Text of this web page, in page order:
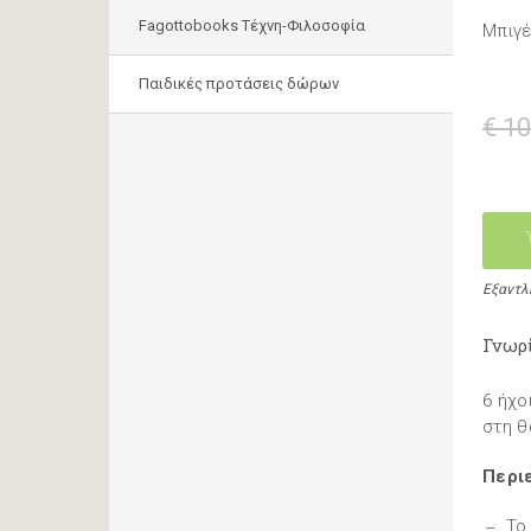
Fagottobooks Τέχνη-Φιλοσοφία
Παιδικές προτάσεις δώρων
€
6
στη
Το